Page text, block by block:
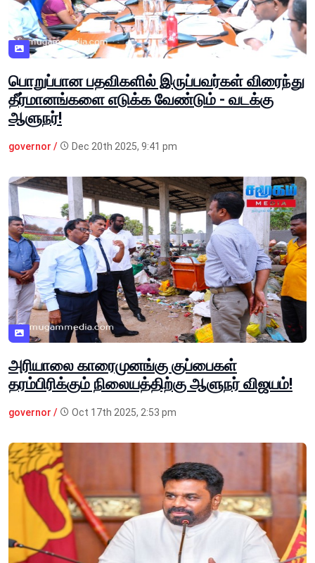
பொறுப்பான பதவிகளில் இருப்பவர்கள் விரைந்து
தீர்மானங்களை எடுக்க வேண்டும் - வடக்கு
ஆளுநர்!
governor / Dec 20th 2025, 9:41 pm
அரியாலை காரைமுனங்கு குப்பைகள்
தரம்பிரிக்கும் நிலையத்திற்கு ஆளுநர் விஜயம்!
governor / Oct 17th 2025, 2:53 pm